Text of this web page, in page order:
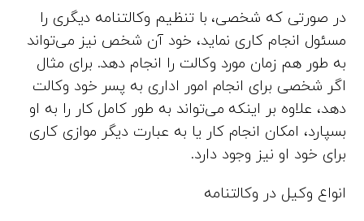
در صورتی که شخصی، با تنظیم وکالتنامه دیگری را
مسئول انجام کاری نماید، خود آن شخص نیز می‌تواند
به طور هم زمان مورد وکالت را انجام دهد. برای مثال
اگر شخصی برای انجام امور اداری به پسر خود وکالت
دهد، علاوه بر اینکه می‌تواند به طور کامل کار را به او
بسپارد، امکان انجام کار یا به عبارت دیگر موازی کاری
برای خود او نیز وجود دارد.
انواع وکیل در وکالتنامه